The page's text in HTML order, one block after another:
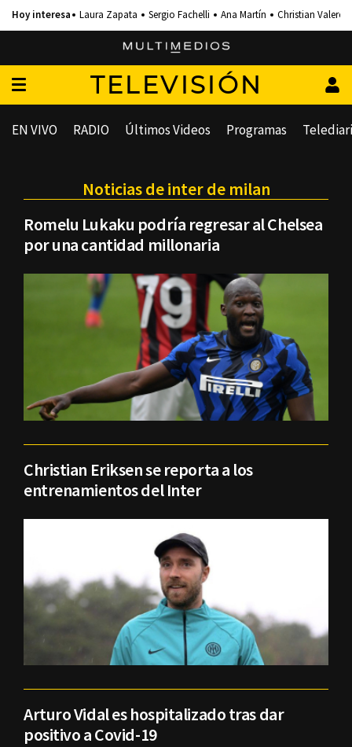
Laura Zapata Sergio Fachelli Ana Martín Christian Valero
TELEVISIÓN
EN VIVO RADIO Últimos Videos Programas
Noticias de inter de milan
Romelu Lukaku podría regresar al Chelsea
por una cantidad millonaria
Christian Eriksen se reporta a los
entrenamientos del Inter
Arturo Vidal es hospitalizado tras dar
positivo a Covid-19